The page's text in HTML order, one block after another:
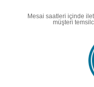
Mesai saatleri içinde
müşteri